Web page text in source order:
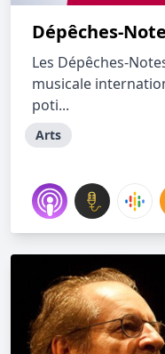
Dépêches-
Les Dépêches-
musicale
poti...
Arts